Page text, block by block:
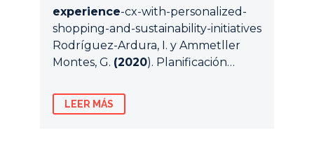
experience-cx-with-personalized-
shopping-and-sustainability-initiatives
Rodríguez-Ardura, I. y Ammetller
Montes, G. (2020). Planificación…
LEER MÁS